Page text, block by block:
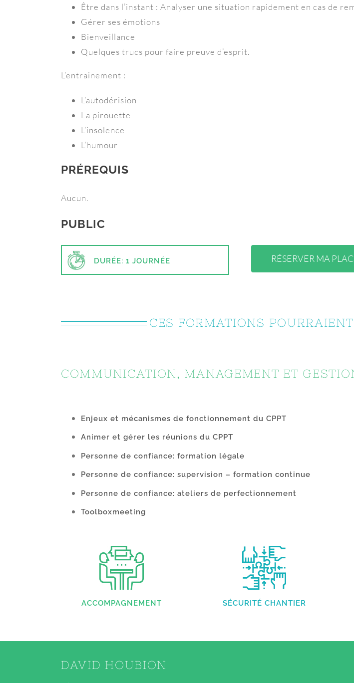
Être dans l’instant : Analyser une situation rapidement en cas de
Gérer ses émotions
Bienveillance
Quelques trucs pour faire preuve d’esprit.
L’entrainement :
L’autodérision
La pirouette
L’insolence
L’humour
PRÉREQUIS
Aucun.
PUBLIC
DURÉE: 1 JOURNÉE RÉSERVER MA
CES FORMATIONS
COMMUNICATION, MANAGEMENT ET
Enjeux et mécanismes de fonctionnement du CPPT
Animer et gérer les réunions du CPPT
Personne de confiance: formation légale
Personne de confiance: supervision – formation continue
Personne de confiance: ateliers de perfectionnement
Toolboxmeeting
ACCOMPAGNEMENT SÉCURITÉ CHANTIER
DAVID HOUBION